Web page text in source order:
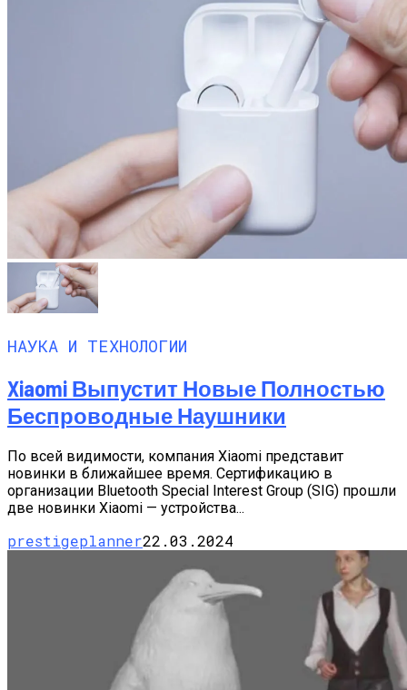
НАУКА И ТЕХНОЛОГИИ
Xiaomi Выпустит Новые Полностью
Беспроводные Наушники
По всей видимости, компания Xiaomi представит
новинки в ближайшее время. Сертификацию в
организации Bluetooth Special Interest Group (SIG) прошли
две новинки Xiaomi — устройства...
prestigeplanner22.03.2024